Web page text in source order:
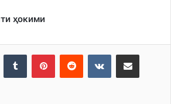
ҳокими
Tumblr PinterestReddit VKontakteShare via Email